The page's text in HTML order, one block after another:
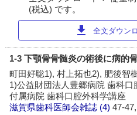
(税込) です。
download 全文ダウン
1-3 下顎骨骨髄炎の術後に病的
町田好聡1), 村上拓也2), 肥後智
1)公益財団法人豊郷病院 歯科
付属病院 歯科口腔外科学講座
滋賀県歯科医師会雑誌 (4)47-